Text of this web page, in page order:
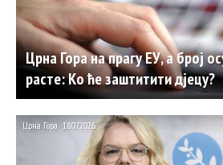
Црна Гора на прагу ЕУ, а број
расте: Ко ће заштитити дјецу?
Црна Гора 18.07.2026.